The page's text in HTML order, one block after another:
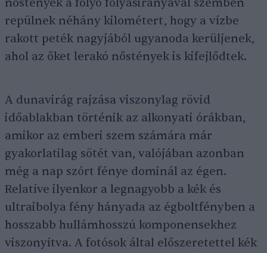
nőstények a folyó folyásirányával szemben
repülnek néhány kilométert, hogy a vízbe
rakott peték nagyjából ugyanoda kerüljenek,
ahol az őket lerakó nőstények is kifejlődtek.
A dunavirág rajzása viszonylag rövid
időablakban történik az alkonyati órákban,
amikor az emberi szem számára már
gyakorlatilag sötét van, valójában azonban
még a nap szórt fénye dominál az égen.
Relatíve ilyenkor a legnagyobb a kék és
ultraibolya fény hányada az égboltfényben a
hosszabb hullámhosszú komponensekhez
viszonyítva. A fotósok által előszeretettel kék